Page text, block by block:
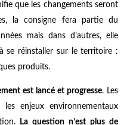
que les changements seront
la consigne fera partie du
mais dans d’autres, elle
se réinstaller sur le territoire :
produits.
est lancé et progresse. Les
enjeux environnementaux
La question n’est plus de